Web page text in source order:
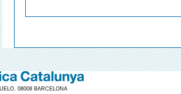
08008 BARCELONA